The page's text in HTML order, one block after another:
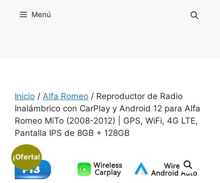
Menú
Inicio / Alfa Romeo / Reproductor de Radio
Inalámbrico con CarPlay y Android 12 para Alfa
Romeo MiTo (2008-2012) | GPS, WiFi, 4G LTE,
Pantalla IPS de 8GB + 128GB
¡Oferta!